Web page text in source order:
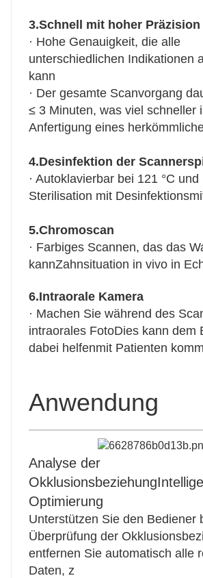
3.Schnell mit hoher Präzision
· Hohe Genauigkeit, die alle
unterschiedlichen Indikationen
kann
· Der gesamte Scanvorgang
≤ 3 Minuten, was viel schneller
Anfertigung eines
4.Desinfektion der
· Autoklavierbar bei 121 °C
Sterilisation mit
5.Chromoscan
· Farbiges Scannen, das das
kannZahnsituation in vivo in
6.Intraorale Kamera
· Machen Sie während des
intraorales FotoDies kann dem
dabei helfenmit Patienten
Anwendung
Analyse der
Okklusionsbeziehung
Optimierung
Unterstützen Sie den Bediener
Überprüfung der
entfernen Sie automatisch alle
Daten, z